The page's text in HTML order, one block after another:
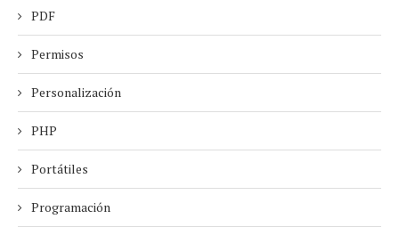
PDF
Permisos
Personalización
PHP
Portátiles
Programación